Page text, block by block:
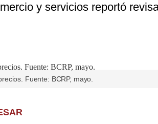
y servicios reportó
Fuente: BCRP, mayo.